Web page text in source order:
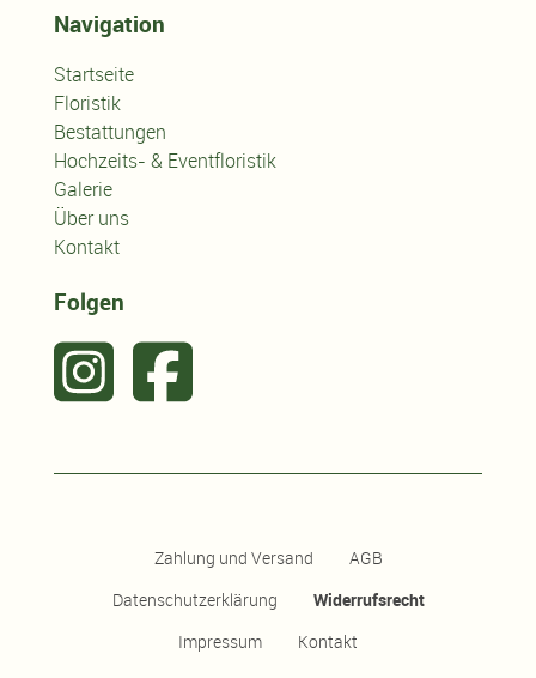
Navigation
Startseite
Floristik
Bestattungen
Hochzeits- & Eventfloristik
Galerie
Über uns
Kontakt
Folgen
Zahlung und Versand
AGB
Datenschutzerklärung
Widerrufsrecht
Impressum
Kontakt